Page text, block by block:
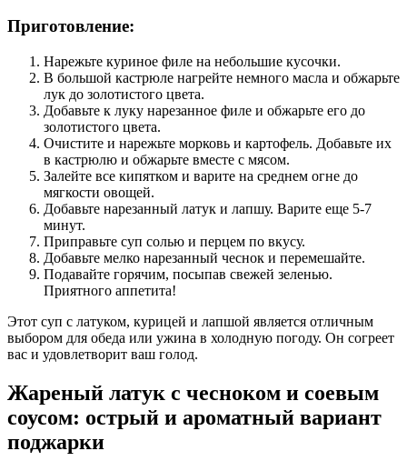
Приготовление:
Нарежьте куриное филе на небольшие кусочки.
В большой кастрюле нагрейте немного масла и обжарьте
лук до золотистого цвета.
Добавьте к луку нарезанное филе и обжарьте его до
золотистого цвета.
Очистите и нарежьте морковь и картофель. Добавьте их
в кастрюлю и обжарьте вместе с мясом.
Залейте все кипятком и варите на среднем огне до
мягкости овощей.
Добавьте нарезанный латук и лапшу. Варите еще 5-7
минут.
Приправьте суп солью и перцем по вкусу.
Добавьте мелко нарезанный чеснок и перемешайте.
Подавайте горячим, посыпав свежей зеленью.
Приятного аппетита!
Этот суп с латуком, курицей и лапшой является отличным
выбором для обеда или ужина в холодную погоду. Он согреет
вас и удовлетворит ваш голод.
Жареный латук с чесноком и соевым
соусом: острый и ароматный вариант
поджарки